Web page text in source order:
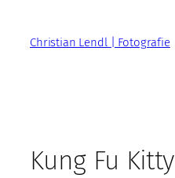
springenChristian Lendl | Fotografie
Kung Fu Kitty